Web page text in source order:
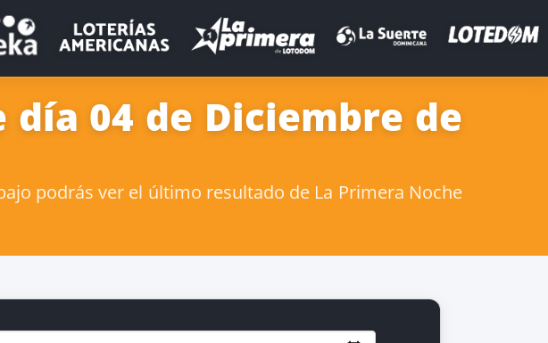
día 04 de Diciembre de
podrás ver el último resultado de La Primera Noche